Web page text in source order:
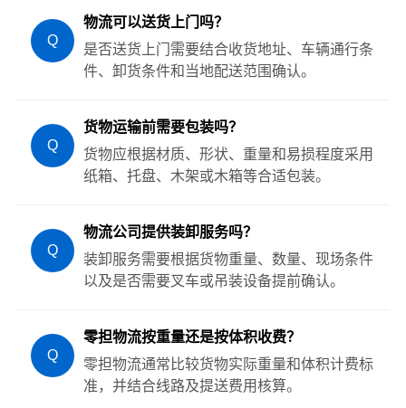
Q
物流可以送货上门吗？
是否送货上门需要结合收货地址、车辆通行条
件、卸货条件和当地配送范围确认。
Q
货物运输前需要包装吗？
货物应根据材质、形状、重量和易损程度采用
纸箱、托盘、木架或木箱等合适包装。
Q
物流公司提供装卸服务吗？
装卸服务需要根据货物重量、数量、现场条件
以及是否需要叉车或吊装设备提前确认。
Q
零担物流按重量还是按体积收费？
零担物流通常比较货物实际重量和体积计费标
准，并结合线路及提送费用核算。